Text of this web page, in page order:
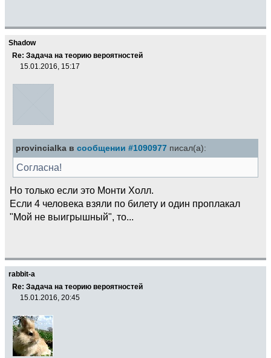
Shadow
Re: Задача на теорию вероятностей
15.01.2016, 15:17
provincialka в сообщении #1090977 писал(а):
Согласна!
Но только если это Монти Холл.
Если 4 человека взяли по билету и один проплакал
"Мой не выигрышный", то...
rabbit-a
Re: Задача на теорию вероятностей
15.01.2016, 20:45